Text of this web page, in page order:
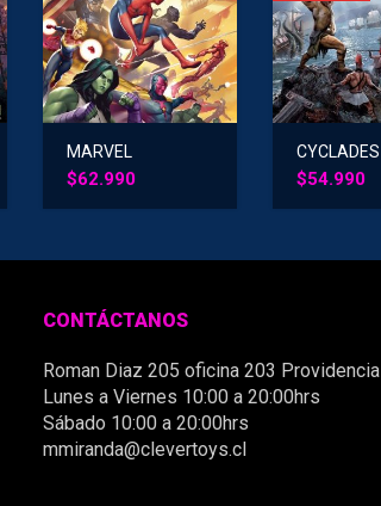
MARVEL
CHAMPIONS
$62.990
CYCLADES
$54.990
CONTÁCTANOS
Roman Diaz 205 oficina 203 Providencia
Lunes a Viernes 10:00 a 20:00hrs
Sábado 10:00 a 20:00hrs
mmiranda@clevertoys.cl